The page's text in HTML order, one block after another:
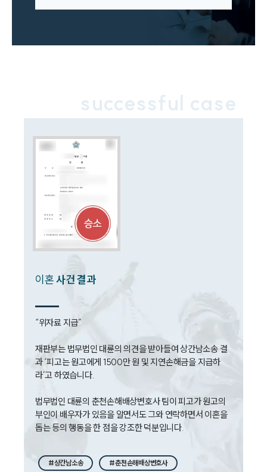
이혼소송·상담후기
이혼 양육비계산기
상간자위자료계산기
구성원 소개
소식/자료
언론보도
공지사항
법률서식
대륜법률상담예약
대륜법률상담예약
successful case
이혼사건 결과
“위자료 지급”
재판부는 법무법인 대륜의 의견을 받아들여 상간남소송 결
과 ‘피고는 원고에게 1500만 원 및 지연손해금을 지급하
라’고 하였습니다.
법무법인 대륜의 춘천손해배상변호사 팀이 피고가 원고의
부인이 배우자가 있음을 알면서도 그와 연락하면서 이혼을
돕는 등의 행동을 한 점을 강조한 덕분입니다.
#상간남소송 #춘천손해배상변호사